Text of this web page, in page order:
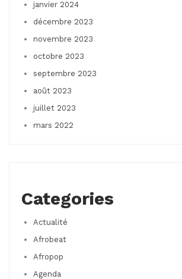
janvier 2024
décembre 2023
novembre 2023
octobre 2023
septembre 2023
août 2023
juillet 2023
mars 2022
Categories
Actualité
Afrobeat
Afropop
Agenda